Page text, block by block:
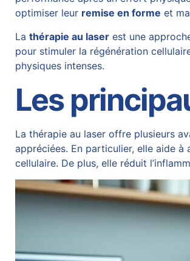
optimiser leur remise en forme et
Lathérapie au laser est une
pour stimuler la régénération
physiques intenses.
Les
La thérapie au laser offre plusieurs
appréciées. En particulier, elle aide
cellulaire. De plus, elle réduit